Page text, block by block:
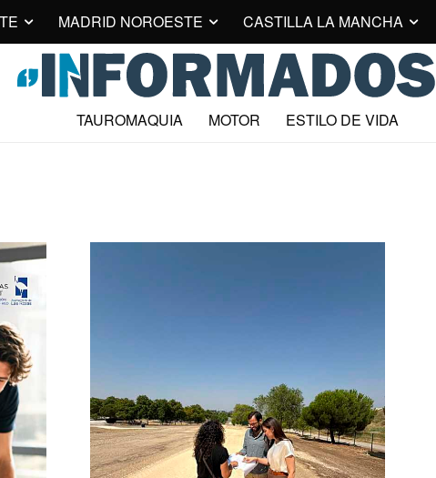
MADRID NOROESTE CASTILLA LA MANCHA
TAUROMAQUIA MOTOR ESTILO DE VIDA